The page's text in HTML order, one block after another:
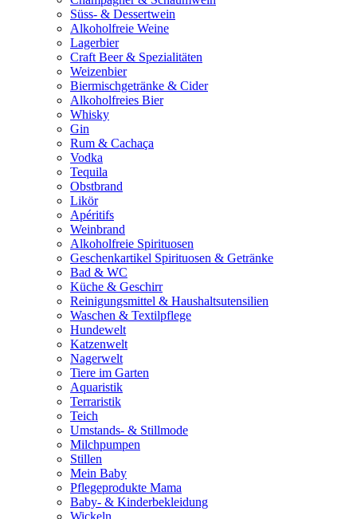
Süss- & Dessertwein
Alkoholfreie Weine
Lagerbier
Craft Beer & Spezialitäten
Weizenbier
Biermischgetränke & Cider
Alkoholfreies Bier
Whisky
Gin
Rum & Cachaça
Vodka
Tequila
Obstbrand
Likör
Apéritifs
Weinbrand
Alkoholfreie Spirituosen
Geschenkartikel Spirituosen & Getränke
Bad & WC
Küche & Geschirr
Reinigungsmittel & Haushaltsutensilien
Waschen & Textilpflege
Hundewelt
Katzenwelt
Nagerwelt
Tiere im Garten
Aquaristik
Terraristik
Teich
Umstands- & Stillmode
Milchpumpen
Stillen
Mein Baby
Pflegeprodukte Mama
Baby- & Kinderbekleidung
Wickeln